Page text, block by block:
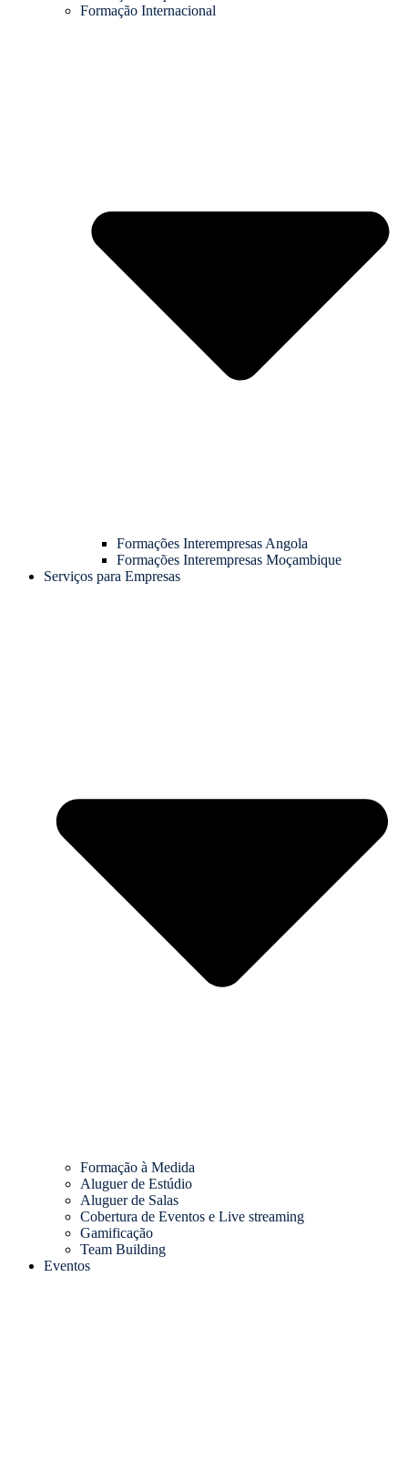
Formação Internacional
Formações Interempresas Angola
Formações Interempresas Moçambique
Serviços para Empresas
Formação à Medida
Aluguer de Estúdio
Aluguer de Salas
Cobertura de Eventos e Live streaming
Gamificação
Team Building
Eventos